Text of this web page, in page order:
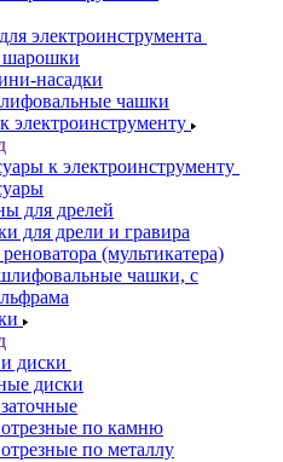
электроинструмента
шарошки
насадки
чашки
электроинструменту
к электроинструменту
для дрелей
для дрели и гравира
(мультикатера)
чашки, с
диски
диски
по камню
по металлу